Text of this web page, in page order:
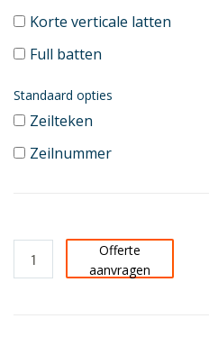
Korte verticale latten
Full batten
Standaard opties
Zeilteken
Zeilnummer
Offerte
aanvragen